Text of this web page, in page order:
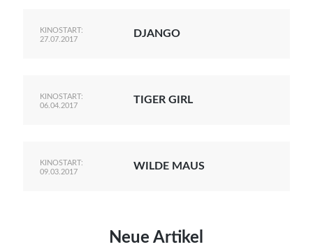
KINOSTART:
27.07.2017
DJANGO
KINOSTART:
06.04.2017
TIGER GIRL
KINOSTART:
09.03.2017
WILDE MAUS
Neue Artikel